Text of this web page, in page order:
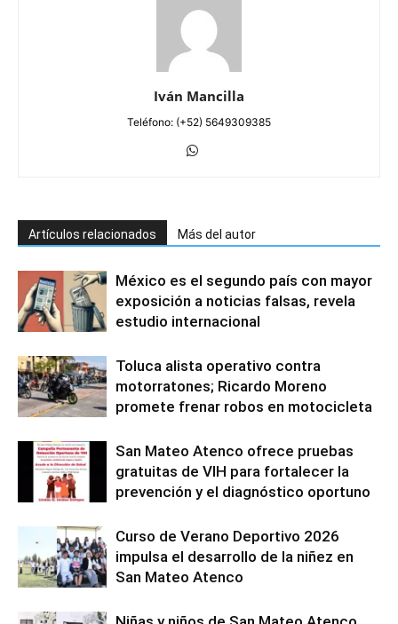
Iván Mancilla
Teléfono: (+52) 5649309385
Artículos relacionados Más del autor
México es el segundo país con mayor
exposición a noticias falsas, revela
estudio internacional
Toluca alista operativo contra
motorratones; Ricardo Moreno
promete frenar robos en motocicleta
San Mateo Atenco ofrece pruebas
gratuitas de VIH para fortalecer la
prevención y el diagnóstico oportuno
Curso de Verano Deportivo 2026
impulsa el desarrollo de la niñez en
San Mateo Atenco